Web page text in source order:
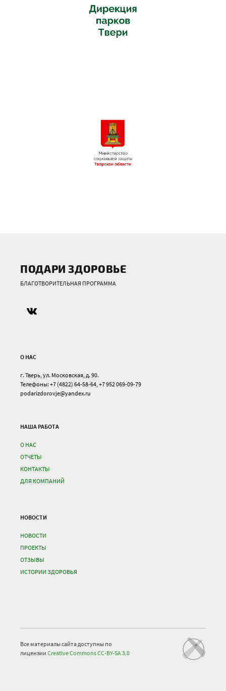
ПОДАРИ ЗДОРОВЬЕ
БЛАГОТВОРИТЕЛЬНАЯ ПРОГРАММА
О НАС
г. Тверь, ул. Московская, д. 90.
Телефоны: +7 (4822) 64-58-64, +7 952 069-09-79
podarizdorovje@yandex.ru
НАША РАБОТА
О НАС
ОТЧЕТЫ
КОНТАКТЫ
ДЛЯ КОМПАНИЙ
НОВОСТИ
НОВОСТИ
ПРОЕКТЫ
ОТЗЫВЫ
ИСТОРИИ ЗДОРОВЬЯ
Все материалы сайта доступны по
лицензии Creative Commons СС-BY-SA 3.0